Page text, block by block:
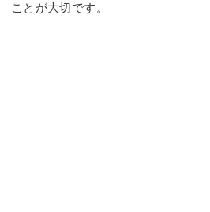
ことが大切です。